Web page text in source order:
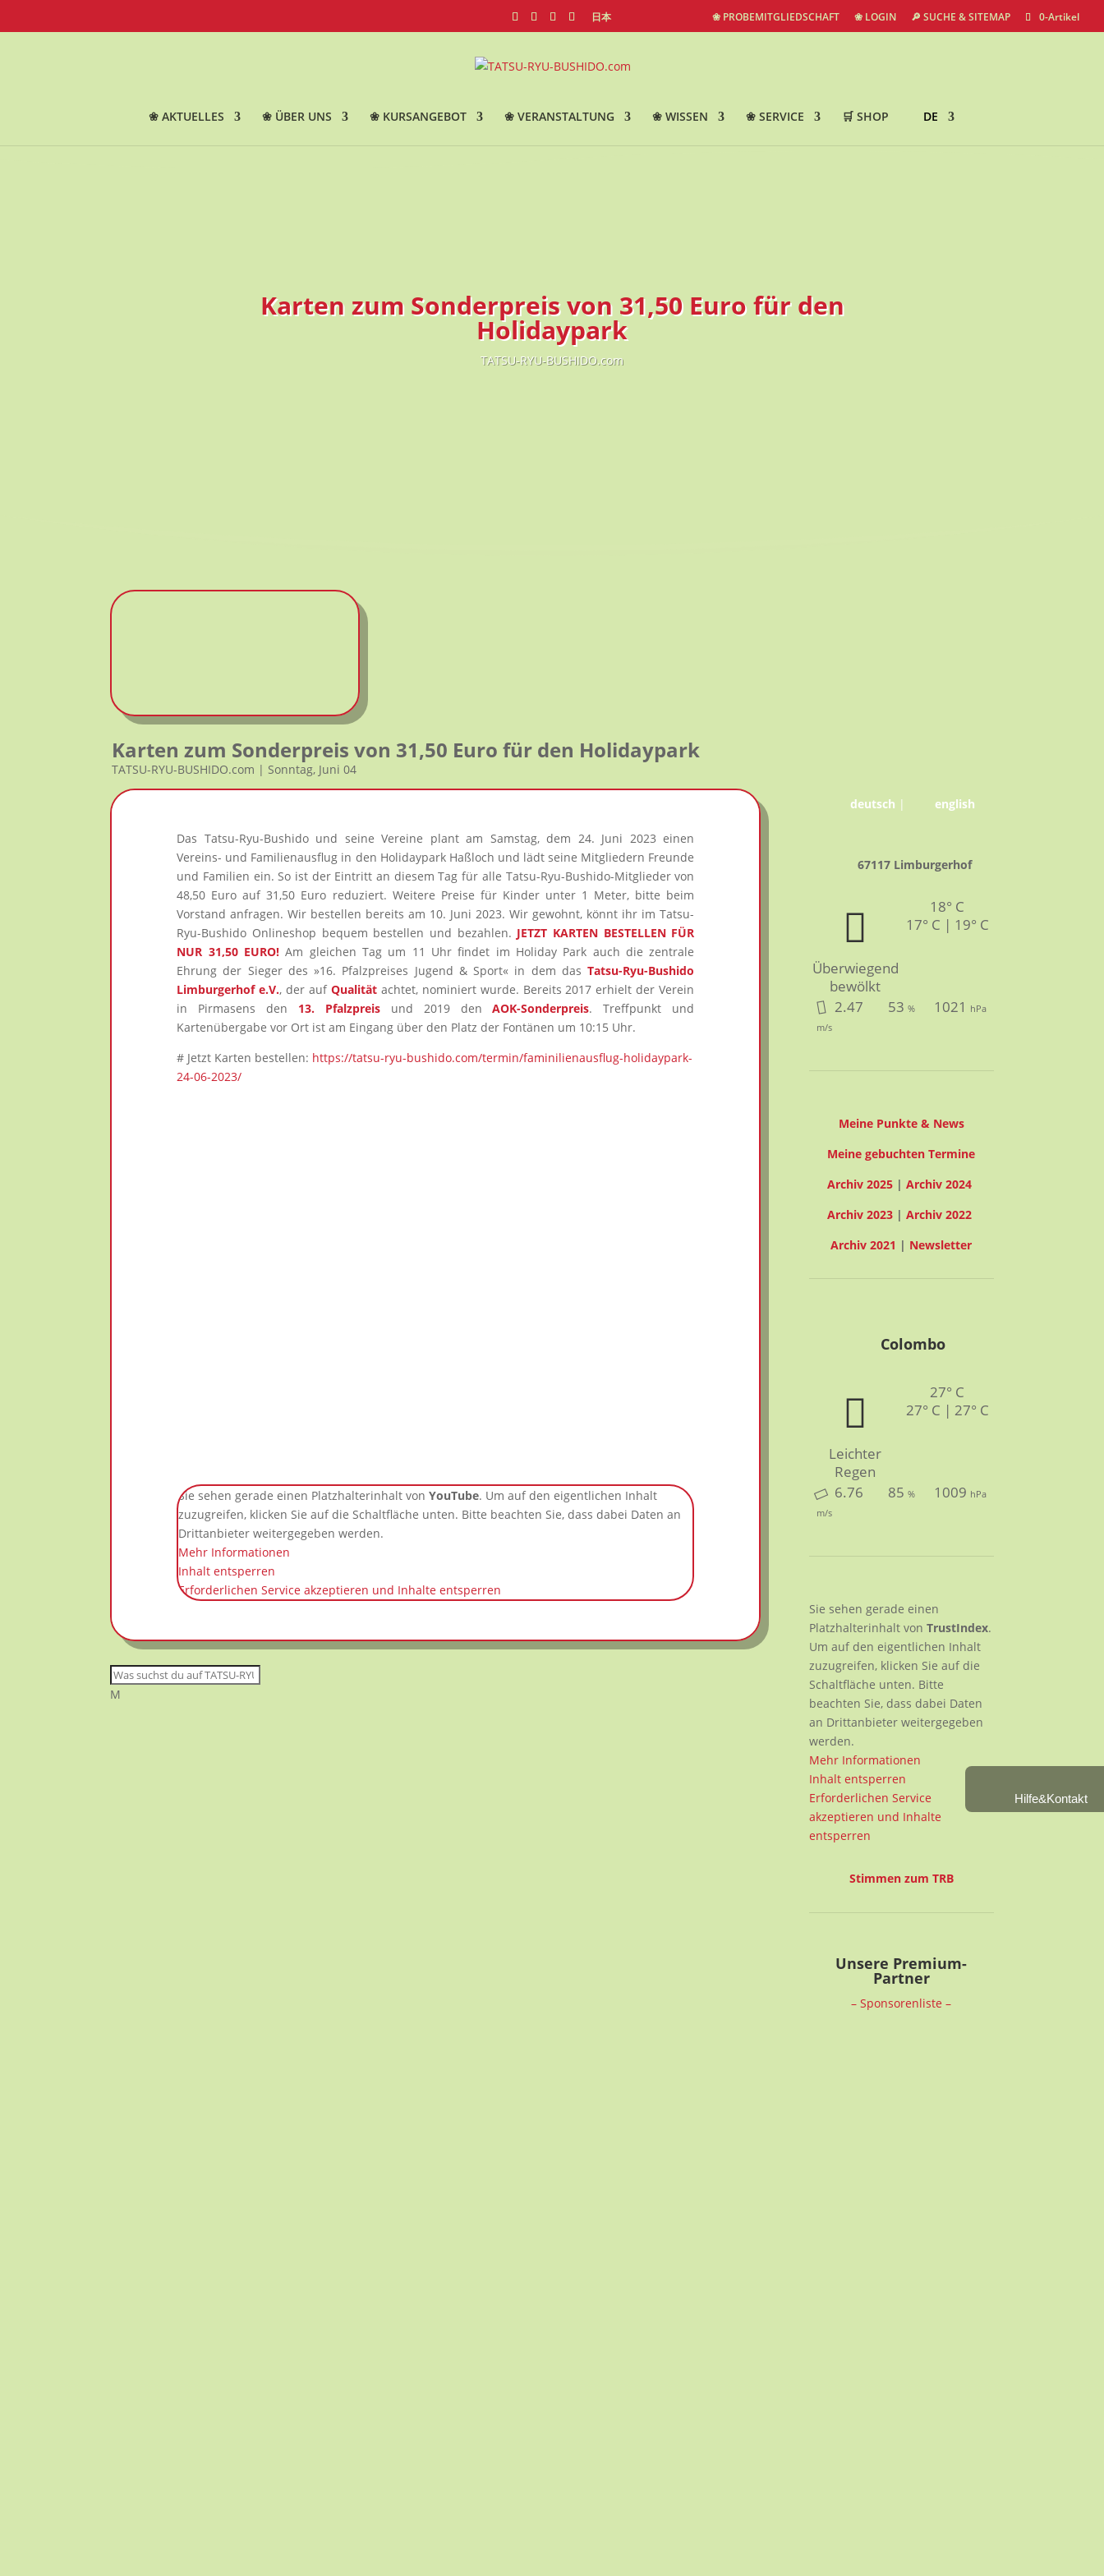
日本 ❀ PROBEMITGLIEDSCHAFT ❀ LOGIN 🔎 SUCHE & SITEMAP 0-Artikel
❀ AKTUELLES ❀ ÜBER UNS ❀ KURSANGEBOT ❀ VERANSTALTUNG ❀ WISSEN ❀ SERVICE 🛒 SHOP DE
Karten zum Sonderpreis von 31,50 Euro für den
Holidaypark
TATSU-RYU-BUSHIDO.com
Karten zum Sonderpreis von 31,50 Euro für den Holidaypark
TATSU-RYU-BUSHIDO.com | Sonntag, Juni 04
Das Tatsu-Ryu-Bushido und seine Vereine plant am Samstag, dem 24. Juni 2023 einen
Vereins- und Familienausflug in den Holidaypark Haßloch und lädt seine Mitgliedern Freunde
und Familien ein. So ist der Eintritt an diesem Tag für alle Tatsu-Ryu-Bushido-Mitglieder von
48,50 Euro auf 31,50 Euro reduziert. Weitere Preise für Kinder unter 1 Meter, bitte beim
Vorstand anfragen. Wir bestellen bereits am 10. Juni 2023. Wir gewohnt, könnt ihr im Tatsu-
Ryu-Bushido Onlineshop bequem bestellen und bezahlen. JETZT KARTEN BESTELLEN FÜR
NUR 31,50 EURO!Am gleichen Tag um 11 Uhr findet im Holiday Park auch die zentrale
Ehrung der Sieger des »16. Pfalzpreises Jugend & Sport« in dem dasTatsu-Ryu-Bushido
Limburgerhof e.V., der auf Qualitätachtet, nominiert wurde. Bereits 2017 erhielt der Verein
in Pirmasens den 13. Pfalzpreisund 2019 denAOK-Sonderpreis. Treffpunkt und
Kartenübergabe vor Ort ist am Eingang über den Platz der Fontänen um 10:15 Uhr.
# Jetzt Karten bestellen: https://tatsu-ryu-bushido.com/termin/faminilienausflug-holidaypark-
24-06-2023/
Sie sehen gerade einen Platzhalterinhalt vonYouTube. Um auf den eigentlichen Inhalt
zuzugreifen, klicken Sie auf die Schaltfläche unten. Bitte beachten Sie, dass dabei Daten an
Drittanbieter weitergegeben werden.
Mehr Informationen
Inhalt entsperren
Erforderlichen Service akzeptieren und Inhalte entsperren
M
deutsch | english
67117 Limburgerhof
Überwiegend
bewölkt
18° C
17° C | 19° C
2.47
m/s
53 % 1021 hPa
Meine Punkte & News
Meine gebuchten Termine
Archiv 2025 |Archiv 2024
Archiv 2023 |Archiv 2022
Archiv 2021 | Newsletter
Colombo
Leichter
Regen
27° C
27° C | 27° C
6.76
m/s
85 % 1009 hPa
Sie sehen gerade einen
Platzhalterinhalt vonTrustIndex.
Um auf den eigentlichen Inhalt
zuzugreifen, klicken Sie auf die
Schaltfläche unten. Bitte
beachten Sie, dass dabei Daten
an Drittanbieter weitergegeben
werden.
Mehr Informationen
Inhalt entsperren
Erforderlichen Service
akzeptieren und Inhalte
entsperren
Stimmen zum TRB
Unsere Premium-
Partner
– Sponsorenliste –
Hilfe&Kontakt